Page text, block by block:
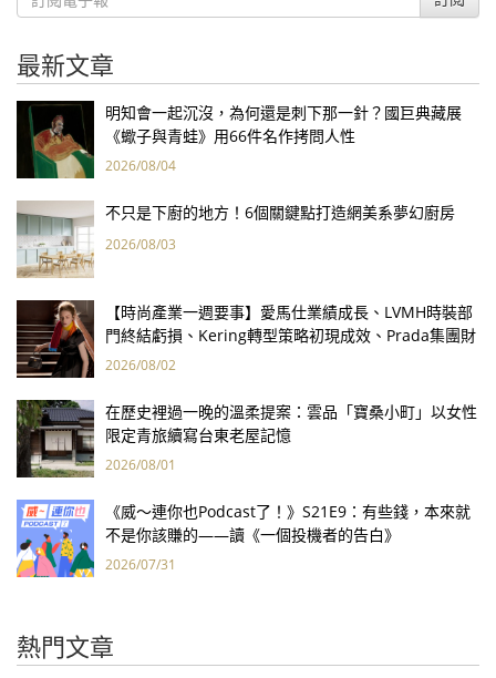
最新文章
明知會一起沉沒，為何還是刺下那一針？國巨典藏展
《蠍子與青蛙》用66件名作拷問人性
2026/08/04
不只是下廚的地方！6個關鍵點打造網美系夢幻廚房
2026/08/03
【時尚產業一週要事】愛馬仕業績成長、LVMH時裝部
門終結虧損、Kering轉型策略初現成效、Prada集團財
報亮眼
2026/08/02
在歷史裡過一晚的溫柔提案：雲品「寶桑小町」以女性
限定青旅續寫台東老屋記憶
2026/08/01
《威～連你也Podcast了！》S21E9：有些錢，本來就
不是你該賺的——讀《一個投機者的告白》
2026/07/31
熱門文章